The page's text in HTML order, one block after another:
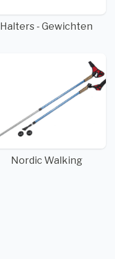
Halters - Gewichten
Nordic Walking